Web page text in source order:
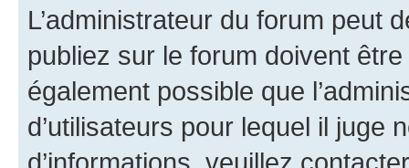
L’administrateur du forum peut
publiez sur le forum doivent
également possible que
d’utilisateurs pour lequel il juge
d’informations, veuillez